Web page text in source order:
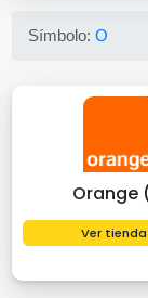
Símbolo:O
Orange
Ver